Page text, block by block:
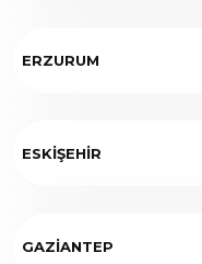
ERZURUM
ESKİŞEHİR
GAZİANTEP